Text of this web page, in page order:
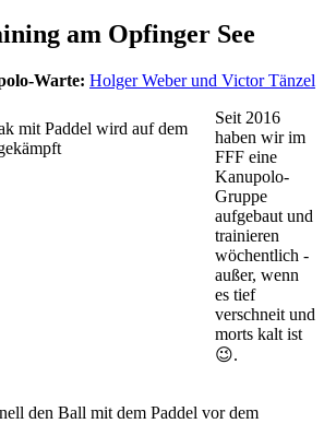
am Opfinger See
Warte: Holger Weber und Victor Tänzel
Seit 2016
haben wir im
FFF eine
Kanupolo-
Gruppe
aufgebaut und
trainieren
wöchentlich -
außer, wenn
es tief
verschneit und
morts kalt ist
😉.